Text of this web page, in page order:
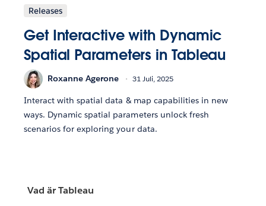
Releases
Get Interactive with Dynamic
Spatial Parameters in Tableau
Roxanne Agerone 31 Juli, 2025
Interact with spatial data & map capabilities in new
ways. Dynamic spatial parameters unlock fresh
scenarios for exploring your data.
Vad är Tableau